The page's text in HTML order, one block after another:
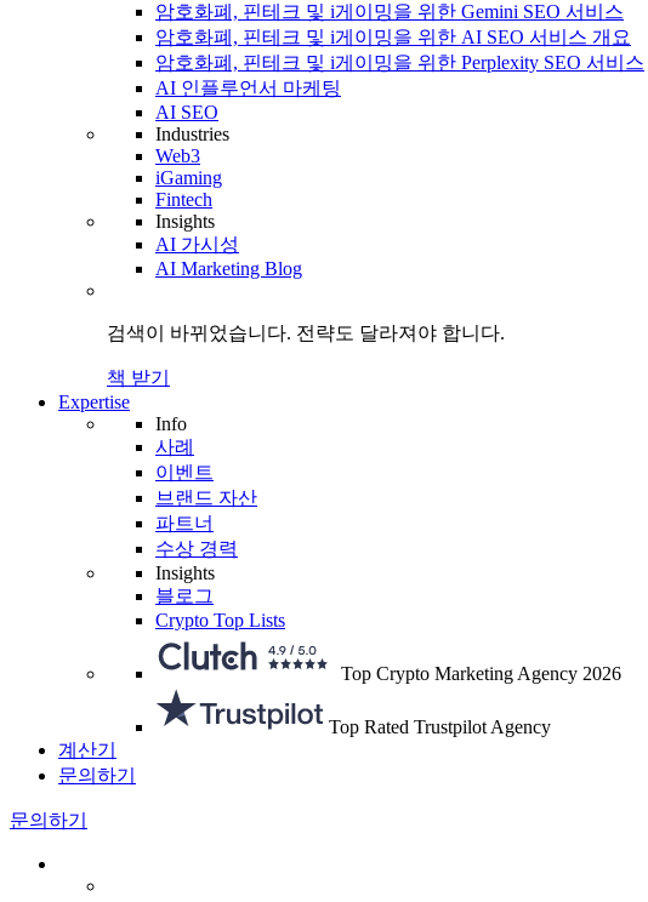
암호화폐, 핀테크 및 i게이밍을 위한 Gemini SEO 서비스
암호화폐, 핀테크 및 i게이밍을 위한 AI SEO 서비스 개요
암호화폐, 핀테크 및 i게이밍을 위한 Perplexity SEO 서비스
AI 인플루언서 마케팅
AI SEO
Industries
Web3
iGaming
Fintech
Insights
AI 가시성
AI Marketing Blog
검색이 바뀌었습니다. 전략도 달라져야 합니다.
책 받기
Expertise
Info
사례
이벤트
브랜드 자산
파트너
수상 경력
Insights
블로그
Crypto Top Lists
Top Crypto Marketing Agency 2026
Top Rated Trustpilot Agency
계산기
문의하기
문의하기